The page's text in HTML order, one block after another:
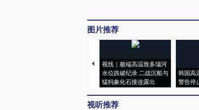
图片推荐
视线｜极端高温致多瑙河
水位跌破纪录 二战沉船与
猛犸象化石接连露出
韩国高
警告停
视听推荐